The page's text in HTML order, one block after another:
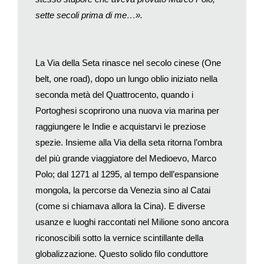
abbiamo comprato libri di cucina ma non li abbiamo aperti
quasi mai. Adesso li abbiamo ripresi in mano e stiamo
Inevitabile la riscoperta di Xavier De Maistre e del suo
davvero attuale – di come durante il carnevale del 1794 il
nobile ufficiale di Savoia avesse dovuto trascorrere
quarantadue giorni agli arresti domiciliari per le conseguenze di
un duello con un rivale in amore, trovando sempre nuovi motivi
d’interesse in uno spazio tanto ristretto.
Le riviste specializzate propongono poi viaggi virtuali, nei
maggiori musei del mondo (per esempio il Louvre,
https://www.louvre.fr/en/visites-en-ligne) o anche in luoghi
famosi come Central Park
(https://www.youvisit.com/tour/centralpark).
sette secoli prima di me…».
La Via della Seta rinasce nel secolo cinese (One
belt, one road), dopo un lungo oblio iniziato nella
seconda metà del Quattrocento, quando i
Portoghesi scoprirono una nuova via marina per
raggiungere le Indie e acquistarvi le preziose
spezie. Insieme alla Via della seta ritorna l’ombra
del più grande viaggiatore del Medioevo, Marco
Polo; dal 1271 al 1295, al tempo dell’espansione
mongola, la percorse da Venezia sino al Catai
(come si chiamava allora la Cina). E diverse
usanze e luoghi raccontati nel Milione sono ancora
riconoscibili sotto la vernice scintillante della
globalizzazione. Questo solido filo conduttore